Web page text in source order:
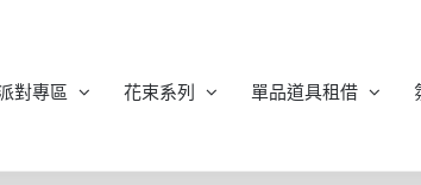
對專區 花束系列 單品道具租借